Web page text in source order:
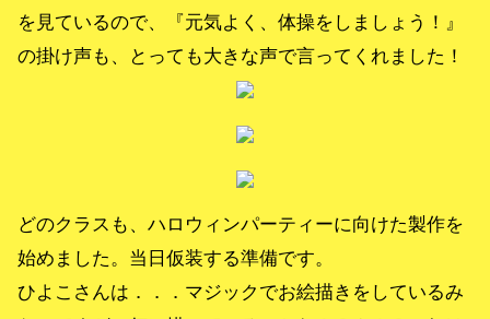
を見ているので、『元気よく、体操をしましょう！』
の掛け声も、とっても大きな声で言ってくれました！
どのクラスも、ハロウィンパーティーに向けた製作を
始めました。当日仮装する準備です。
ひよこさんは．．．マジックでお絵描きをしているみ